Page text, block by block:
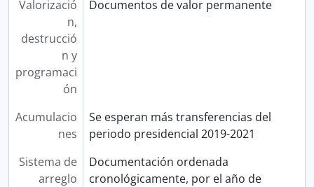
Valorizació
n,
destrucció
n y
programaci
ón
Documentos de valor permanente
Acumulacio
nes
Se esperan más transferencias del
periodo presidencial 2019-2021
Sistema de
arreglo
Documentación ordenada
cronológicamente, por el año de